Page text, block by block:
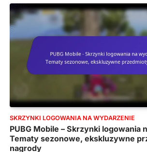
SKRZYNKI LOGOWANIA NA WYDARZENIE
PUBG Mobile – Skrzynki logowania
Tematy sezonowe, ekskluzywne
nagrody